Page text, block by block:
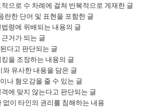
으로 수 차례에 걸쳐 반복적으로 게재한 글
란한 단어 및 표현을 포함한 글
령에 위배되는 내용의 글
거가 되는 글
다고 판단되는 글
을 조장하는 내용의 글
와 유사한 내용을 담은 글
나 혐오감을 줄 수 있는 글
에 맞지 않는다고 판단되는 글
없이 타인의 권리를 침해하는 내용